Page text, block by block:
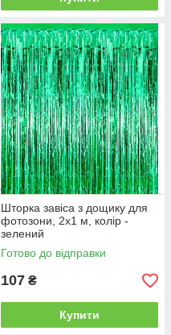
Шторка завіса з дощику для
фотозони, 2х1 м, колір -
зелений
Готово до відправки
107 ₴
Купити